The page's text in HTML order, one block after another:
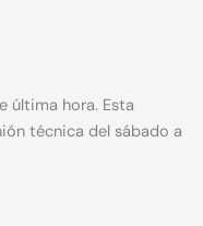
última hora. Esta
técnica del sábado a